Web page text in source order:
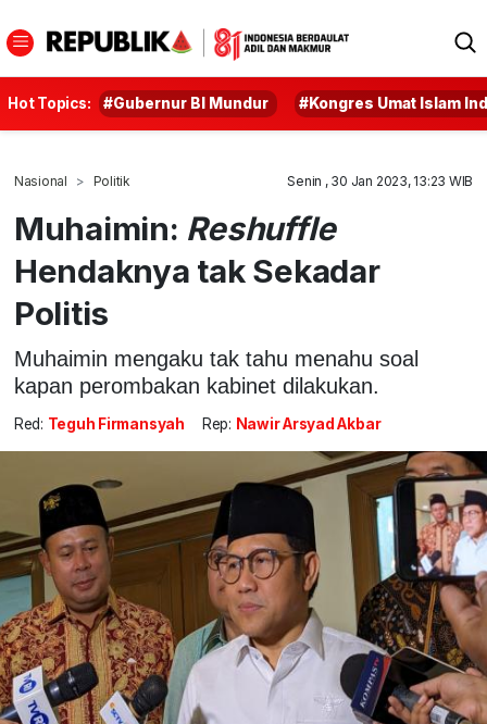
Hot Topics: #Gubernur BI Mundur #Kongres Umat Islam
Nasional Politik Senin , 30 Jan 2023, 13:23 WIB
Muhaimin: Reshuffle
Hendaknya tak Sekadar
Politis
Muhaimin mengaku tak tahu menahu soal
kapan perombakan kabinet dilakukan.
Red: Teguh Firmansyah Rep: Nawir Arsyad Akbar